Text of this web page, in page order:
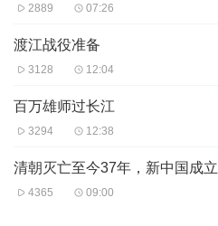
2889 07:26
渡江战役准备
3128 12:04
百万雄师过长江
3294 12:38
清朝灭亡至今37年，新中国成立
4365 09:00